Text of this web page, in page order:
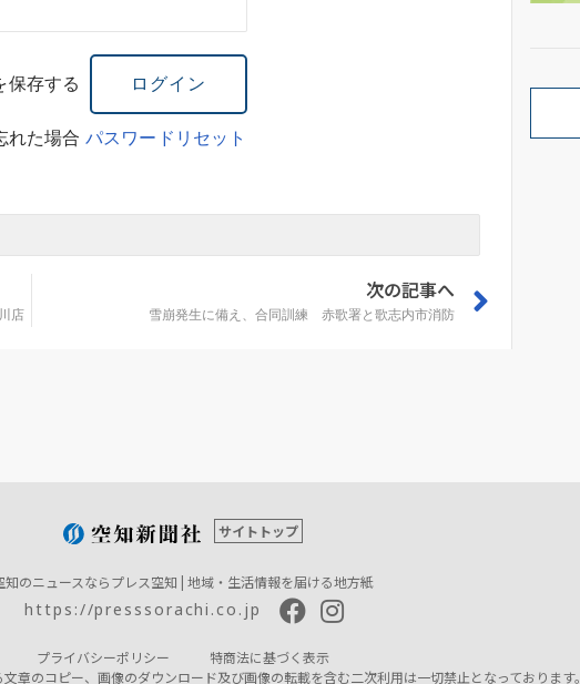
保存する
れた場合 パスワードリセット
店
次の記事へ
雪崩発生に備え、合同訓練 赤歌署と歌志内市消防
サイトトップ
知のニュースならプレス空知 | 地域・生活情報を届ける地方紙
https://presssorachi.co.jp
プライバシーポリシー
特商法に基づく表示
章のコピー、画像のダウンロード及び画像の転載を含む二次利用は一切禁止となっております。